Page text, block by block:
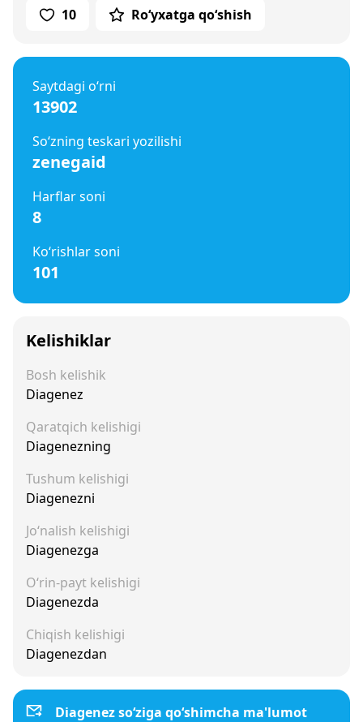
10 Ro‘yxatga qo‘shish
Saytdagi o‘rni
13902
So‘zning teskari yozilishi
zenegaid
Harflar soni
8
Ko‘rishlar soni
101
Kelishiklar
Bosh kelishik
Diagenez
Qaratqich kelishigi
Diagenezning
Tushum kelishigi
Diagenezni
Jo‘nalish kelishigi
Diagenezga
O‘rin-payt kelishigi
Diagenezda
Chiqish kelishigi
Diagenezdan
Diagenez so‘ziga qo‘shimcha ma'lumot